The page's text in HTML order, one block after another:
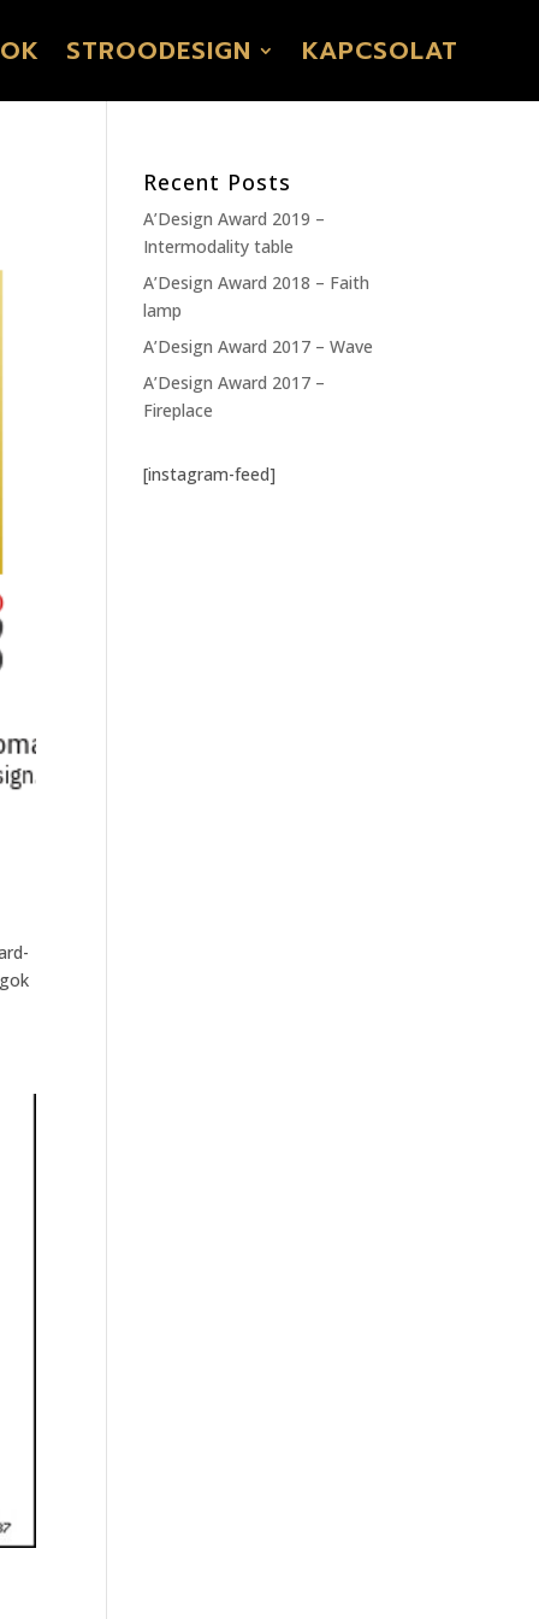
STROODESIGN KAPCSOLAT
Recent Posts
A’Design Award 2019 –
Intermodality table
A’Design Award 2018 – Faith
lamp
A’Design Award 2017 – Wave
A’Design Award 2017 –
Fireplace
[instagram-feed]